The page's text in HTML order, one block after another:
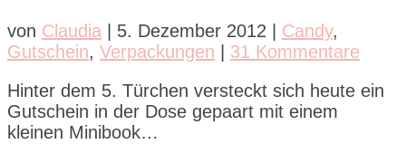
von Claudia 5. Dezember 2012 Candy,
Gutschein, Verpackungen
31 Kommentare
Hinter dem 5. Türchen versteckt sich heute ein
Gutschein in der Dose gepaart mit einem
kleinen Minibook…